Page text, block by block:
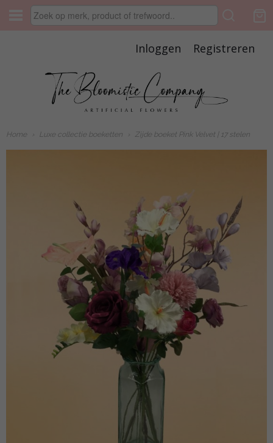
Inloggen Registreren
Home Luxe collectie boeketten Zijde boeket Pink Velvet | 17 stelen